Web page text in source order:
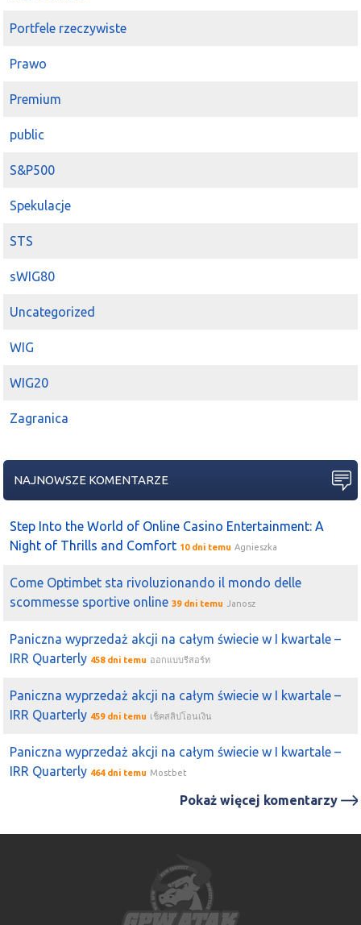
Portfele rzeczywiste
Prawo
Premium
public
S&P500
Spekulacje
STS
sWIG80
Uncategorized
WIG
WIG20
Zagranica
NAJNOWSZE KOMENTARZE
Step Into the World of Online Casino Entertainment: A
Night of Thrills and Comfort 10 dni temu Agnieszka
Come Optimbet sta rivoluzionando il mondo delle
scommesse sportive online 39 dni temu Janosz
Paniczna wyprzedaż akcji na całym świecie w I kwartale –
IRR Quarterly 458 dni temu ออกแบบรีสอร์ท
Paniczna wyprzedaż akcji na całym świecie w I kwartale –
IRR Quarterly 459 dni temu เช็คสลิปโอนเงิน
Paniczna wyprzedaż akcji na całym świecie w I kwartale –
IRR Quarterly 464 dni temu Mostbet
Pokaż więcej komentarzy